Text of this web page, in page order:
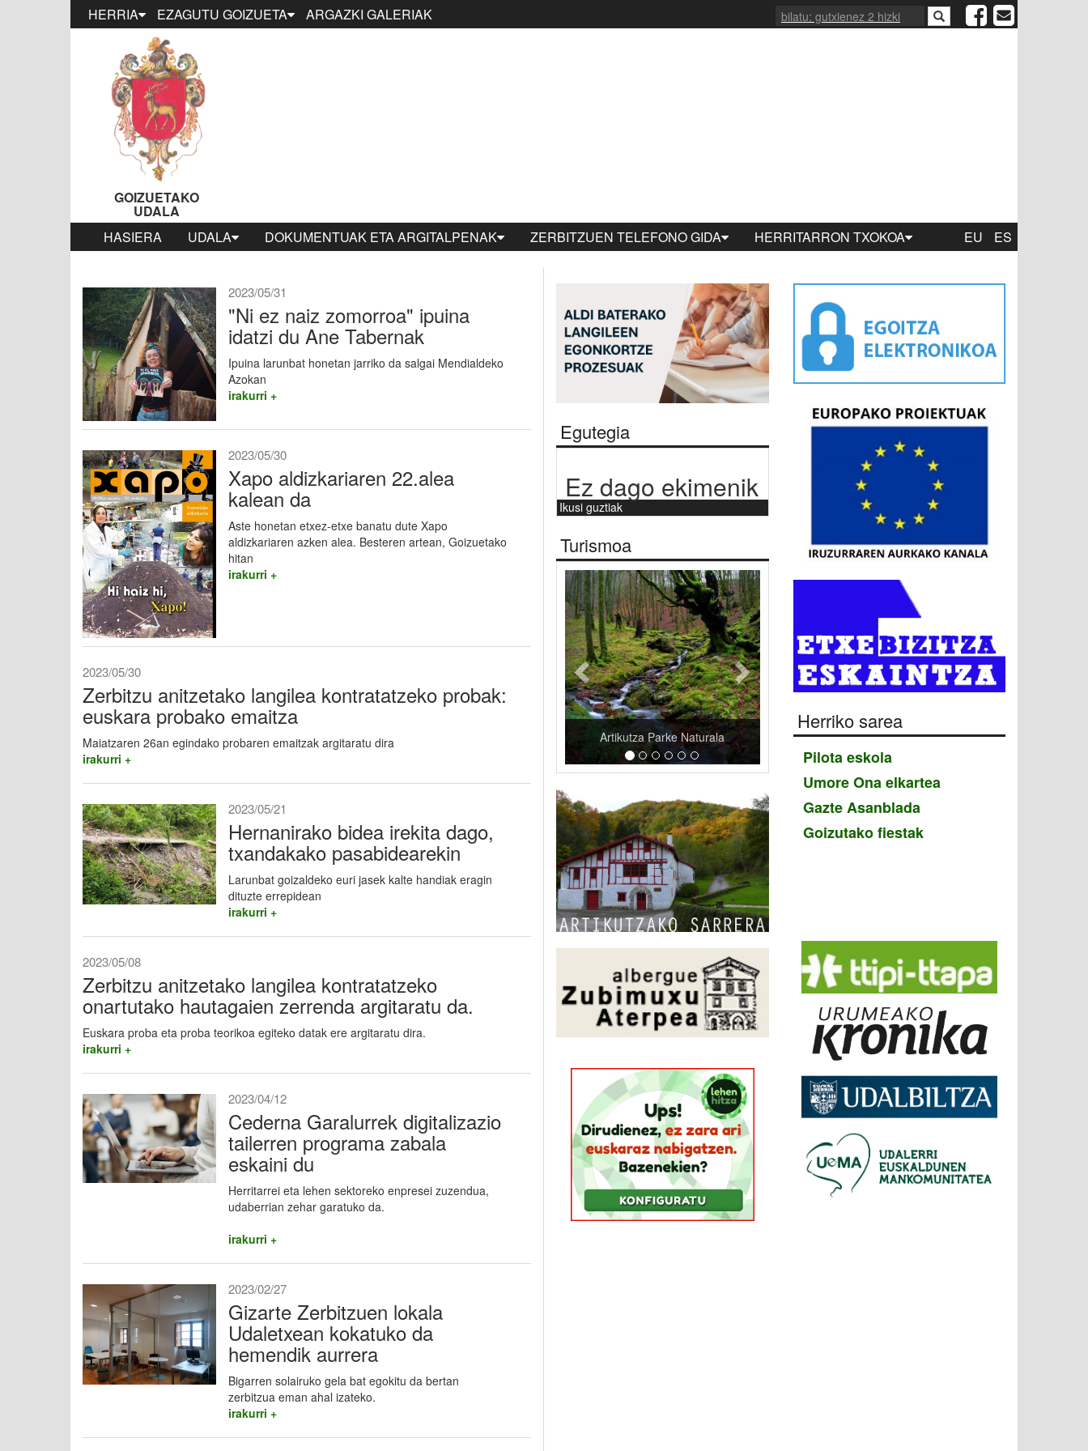
HERRIA EZAGUTU GOIZUETA ARGAZKI GALERIAK
GOIZUETAKO
UDALA
HASIERA
UDALA DOKUMENTUAK ETA ARGITALPENAK ZERBITZUEN TELEFONO GIDA HERRITARRON TXOKOA EU ES
2023/05/31
"Ni ez naiz zomorroa" ipuina
idatzi du Ane Tabernak
Ipuina larunbat honetan jarriko da salgai Mendialdeko
Azokan
irakurri +
2023/05/30
Xapo aldizkariaren 22.alea
kalean da
Aste honetan etxez-etxe banatu dute Xapo
aldizkariaren azken alea. Besteren artean, Goizuetako
hitan
irakurri +
2023/05/30
Zerbitzu anitzetako langilea kontratatzeko probak:
euskara probako emaitza
Maiatzaren 26an egindako probaren emaitzak argitaratu dira
irakurri +
2023/05/21
Hernanirako bidea irekita dago,
txandakako pasabidearekin
Larunbat goizaldeko euri jasek kalte handiak eragin
dituzte errepidean
irakurri +
2023/05/08
Zerbitzu anitzetako langilea kontratatzeko
onartutako hautagaien zerrenda argitaratu da.
Euskara proba eta proba teorikoa egiteko datak ere argitaratu dira.
irakurri +
2023/04/12
Cederna Garalurrek digitalizazio
tailerren programa zabala
eskaini du
Herritarrei eta lehen sektoreko enpresei zuzendua,
udaberrian zehar garatuko da.
irakurri +
2023/02/27
Gizarte Zerbitzuen lokala
Udaletxean kokatuko da
hemendik aurrera
Bigarren solairuko gela bat egokitu da bertan
zerbitzua eman ahal izateko.
irakurri +
Egutegia
Ez dago ekimenik
Ikusi guztiak
Turismoa
Artikutza Parke Naturala
Aurrekoa Hurrengoa
Herriko sarea
Pilota eskola
Umore Ona elkartea
Gazte Asanblada
Goizutako fiestak